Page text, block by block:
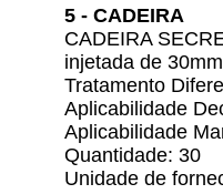
5 - CADEIRA
CADEIRA
injetada de
Tratamento
Aplicabilidade
Aplicabilidade
Quantidade: 30
Unidade de